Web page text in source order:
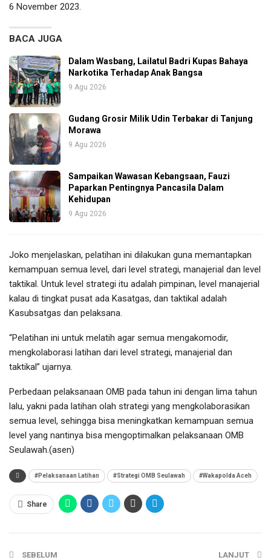
6 November 2023.
BACA JUGA
Dalam Wasbang, Lailatul Badri Kupas Bahaya
Narkotika Terhadap Anak Bangsa
9 Agu 2026
Gudang Grosir Milik Udin Terbakar di Tanjung
Morawa
9 Agu 2026
Sampaikan Wawasan Kebangsaan, Fauzi
Paparkan Pentingnya Pancasila Dalam
Kehidupan
9 Agu 2026
Joko menjelaskan, pelatihan ini dilakukan guna memantapkan
kemampuan semua level, dari level strategi, manajerial dan level
taktikal. Untuk level strategi itu adalah pimpinan, level manajerial
kalau di tingkat pusat ada Kasatgas, dan taktikal adalah
Kasubsatgas dan pelaksana.
“Pelatihan ini untuk melatih agar semua mengakomodir,
mengkolaborasi latihan dari level strategi, manajerial dan
taktikal” ujarnya.
Perbedaan pelaksanaan OMB pada tahun ini dengan lima tahun
lalu, yakni pada latihan olah strategi yang mengkolaborasikan
semua level, sehingga bisa meningkatkan kemampuan semua
level yang nantinya bisa mengoptimalkan pelaksanaan OMB
Seulawah.(asen)
#Pelaksanaan Latihan #Strategi OMB Seulawah #Wakapolda Aceh
Share
SEBELUM LANJUT